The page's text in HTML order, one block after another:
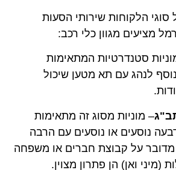
הלקוחות שירותי הסעות
מציעים מגוון כלי רכב:
סטנדרטיות המתאימות
לנהג עם תא מטען שיכול
– מוניות מסוג זה מתאימות
נוסעים או נוסעים עם הרבה
מדובר על קבוצת חברים או משפחה
(מיני ואן) הן פתרון מצוין.